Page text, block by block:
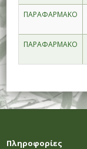
ΠΑΡΑΦΑΡΜΑΚΟ
ΠΑΡΑΦΑΡΜΑΚΟ
Πληροφορίες